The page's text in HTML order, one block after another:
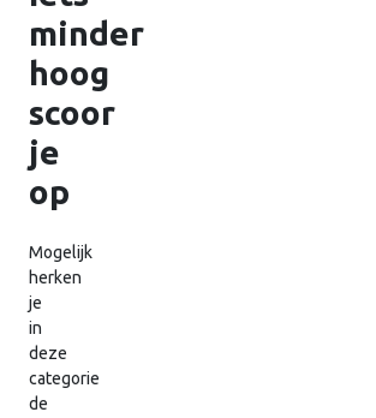
minder
hoog
scoor
je
op
Mogelijk
herken
je
in
deze
categorie
de